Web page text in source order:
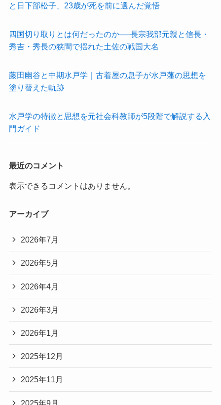
と日下部松子、23歳が死を前に選んだ覚悟
四国切り取りとは何だったのか──長宗我部元親と信長・
秀吉・秀長の狭間で揺れた土佐の戦国大名
藤田幽谷と中期水戸学｜古着屋の息子が水戸藩の思想を
塗り替えた軌跡
水戸学の特徴と思想を元社会科教師が5段階で解説する入
門ガイド
最近のコメント
表示できるコメントはありません。
アーカイブ
2026年7月
2026年5月
2026年4月
2026年3月
2026年1月
2025年12月
2025年11月
2025年9月